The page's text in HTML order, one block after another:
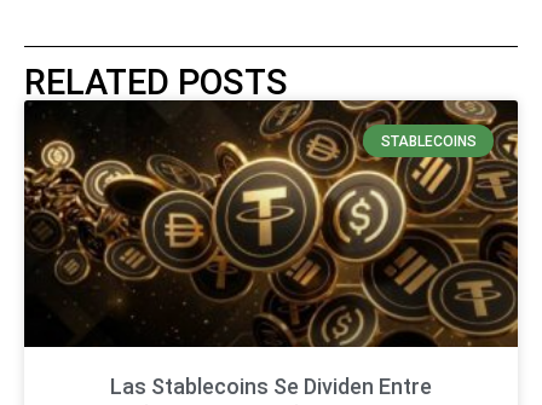
RELATED POSTS
STABLECOINS
Las Stablecoins Se Dividen Entre